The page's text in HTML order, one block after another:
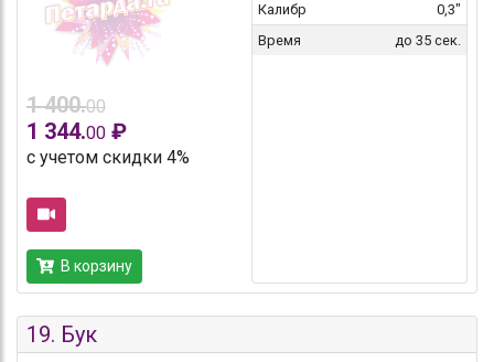
1 400.00
1 344.00 ₽
с учетом скидки 4%
В корзину
Калибр
0,3"
Время
до 35 сек.
19. Бук